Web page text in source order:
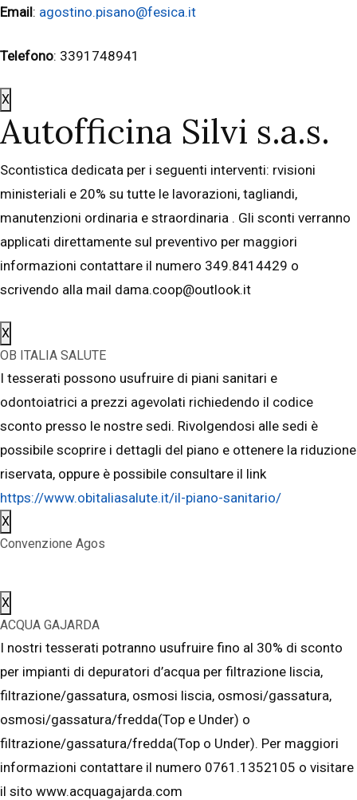
Email: agostino.pisano@fesica.it
Telefono: 3391748941
X
Autofficina Silvi s.a.s.
Scontistica dedicata per i seguenti interventi: rvisioni
ministeriali e 20% su tutte le lavorazioni, tagliandi,
manutenzioni ordinaria e straordinaria . Gli sconti verranno
applicati direttamente sul preventivo per maggiori
informazioni contattare il numero 349.8414429 o
scrivendo alla mail dama.coop@outlook.it
X
OB ITALIA SALUTE
I tesserati possono usufruire di piani sanitari e
odontoiatrici a prezzi agevolati richiedendo il codice
sconto presso le nostre sedi. Rivolgendosi alle sedi è
possibile scoprire i dettagli del piano e ottenere la riduzione
riservata, oppure è possibile consultare il link
https://www.obitaliasalute.it/il-piano-sanitario/
X
Convenzione Agos
X
ACQUA GAJARDA
I nostri tesserati potranno usufruire fino al 30% di sconto
per impianti di depuratori d’acqua per filtrazione liscia,
filtrazione/gassatura, osmosi liscia, osmosi/gassatura,
osmosi/gassatura/fredda(Top e Under) o
filtrazione/gassatura/fredda(Top o Under). Per maggiori
informazioni contattare il numero 0761.1352105 o visitare
il sito www.acquagajarda.com